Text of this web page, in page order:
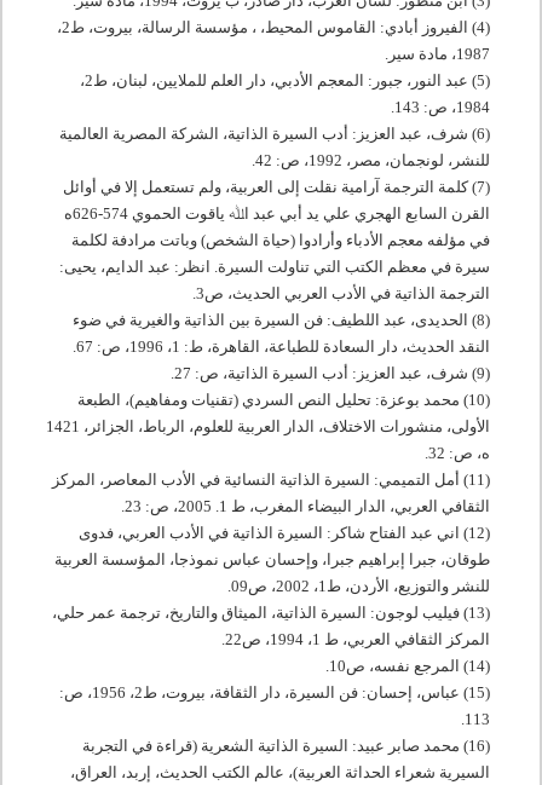
(4) الفيروز أبادي: القاموس المحيط، ، مؤسسة الرسالة، بيروت، ط
2،
1987، مادة سير.
(5) عبد النور، جبور: المعجم الأدبي، دار العلم للملايين، لبنان، ط
2،
1984، ص: 143
.
(6) شرف، عبد العزيز: أدب السيرة الذاتية، الشركة المصرية العالمية
للنشر، لونجمان، مصر، 1992، ص: 42
.
(7) كلمة الترجمة آرامية نقلت إلى العربية، ولم تستعمل إلا في أوائل
القرن السابع الهجري علي يد أبي عبد اﷲ ياقوت الحموي574
-
626ه
في مؤلفه معجم الأدباء وأرادوا (حياة الشخص) وباتت مرادفة لكلمة
سيرة في معظم الكتب التي تناولت السيرة. انظر: عبد الدايم، يحيى:
الترجمة الذاتية في الأدب العربي الحديث، ص3
.
(8) الحديدى، عبد اللطيف: فن السيرة بين الذاتية والغيرية في ضوء
النقد الحديث، دار السعادة للطباعة، القاهرة، ط: 1، 1996، ص: 67
.
(9) شرف، عبد العزيز: أدب السيرة الذاتية، ص:
27
.
(10) محمد بوعزة: تحليل النص السردي (تقنيات ومفاهيم)، الطبعة
الأولى، منشورات الاختلاف، الدار العربية للعلوم، الرباط، الجزائر، 1421
ه، ص: 32
.
(11) أمل التميمي: السيرة الذاتية النسائية في الأدب المعاصر، المركز
الثقافي العربي، الدار البيضاء المغرب، ط 1
.
2005، ص: 23
.
(12) اني عبد الفتاح شاكر: السيرة الذاتية في الأدب العربي، فدوى
طوقان، جبرا إبراهيم جبرا، وإحسان عباس نموذجا، المؤسسة العربية
للنشر والتوزيع، الأردن، ط1، 2002، ص09
.
(13) فيليب لوجون: السيرة الذاتية، الميثاق والتاريخ، ترجمة عمر حلي،
المركز الثقافي العربي، ط 1،1994، ص22
.
(14) المرجع نفسه، ص
10
.
(15) عباس، إحسان: فن السيرة، دار الثقافة، بيروت، ط
2، 1956، ص:
113
.
(16) محمد صابر عبيد: السيرة الذاتية الشعرية (قراءة في التجربة
السيرية شعراء الحداثة العربية)، عالم الكتب الحديث، إربد، العراق،